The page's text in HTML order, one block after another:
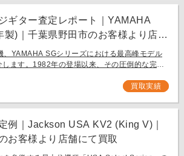
ギター査定レポート｜YAMAHA
製)｜千葉県野田市のお客様より店舗
、YAMAHA SGシリーズにおける最高峰モデル
します。1982年の登場以来、その圧倒的な完成
[…]
買取実績
例｜Jackson USA KV2 (King V)｜
お客様より店舗にて買取